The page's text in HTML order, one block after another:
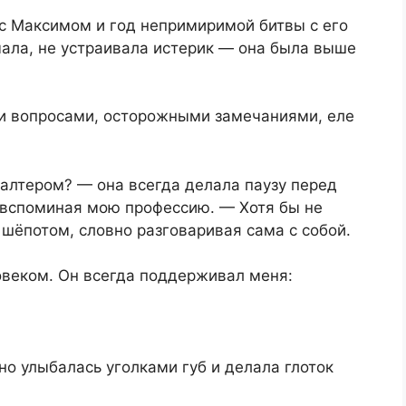
Максимом и год непримиримой битвы с его
не устраивала истерик — она была выше
вопросами, осторожными замечаниями, еле
— она всегда делала паузу перед
вспоминая мою профессию. — Хотя бы не
словно разговаривая сама с собой.
Он всегда поддерживал меня:
уголками губ и делала глоток